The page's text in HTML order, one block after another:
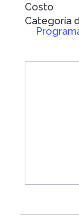
Costo
Categoría